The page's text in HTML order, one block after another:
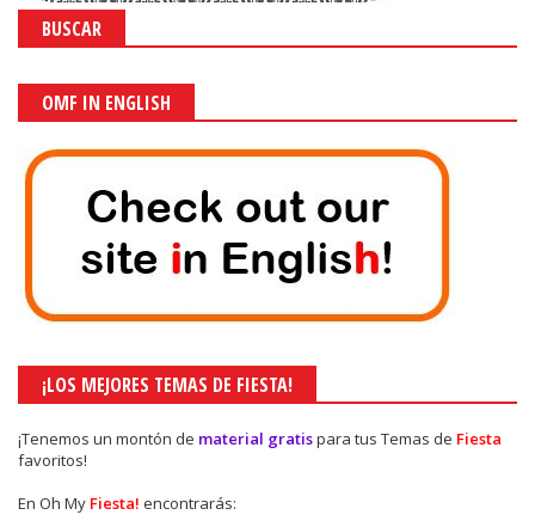
BUSCAR
OMF IN ENGLISH
¡LOS MEJORES TEMAS DE FIESTA!
¡Tenemos un montón de material gratispara tus Temas de Fiesta
favoritos!
En Oh My Fiesta! encontrarás: